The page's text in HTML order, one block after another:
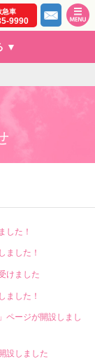
ィーホスピタル 甲賀病
急車
9990
した！
ました！
けました
ました！
ページが開設しまし
設しました